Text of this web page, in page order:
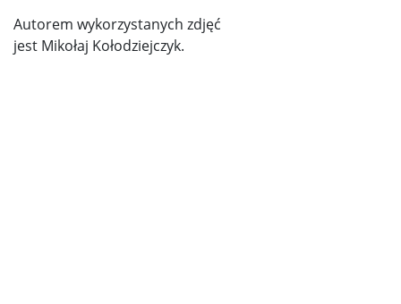
Autorem wykorzystanych zdjęć
jest Mikołaj Kołodziejczyk.